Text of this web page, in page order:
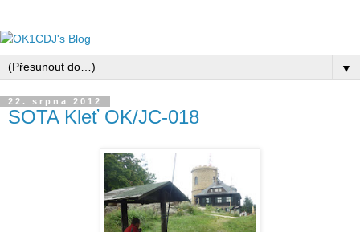
▼
22. srpna 2012
SOTA Kleť OK/JC-018